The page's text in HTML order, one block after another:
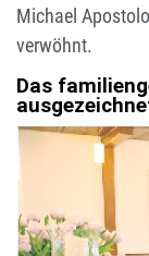
Michael
verwöhnt.
Das